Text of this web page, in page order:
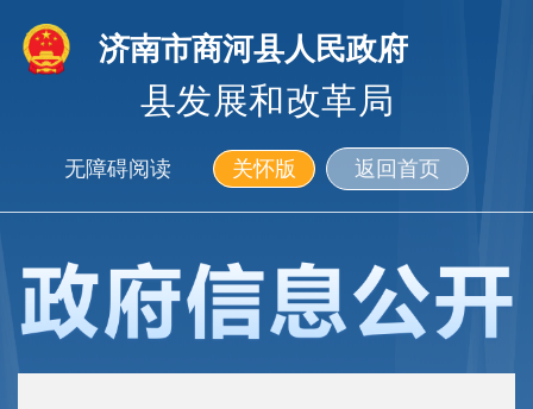
济南市商河县人民政府
县发展和改革局
无障碍阅读 关怀版 返回首页